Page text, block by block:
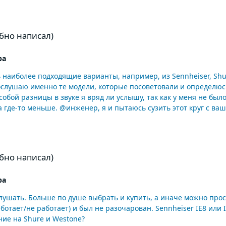
написал)
подходящие варианты, например, из Sennheiser,
именно те модели, которые посоветовали и
разницы в звуке я вряд ли услышу, так как у меня не
@инженер, я и пытаюсь сузить этот круг с вашей помощью. Sennheiser IE 8,
написал)
по душе выбрать и купить, а иначе можно просто не определиться.
Sennheiser IE8 или IE80? Хочется, чтобы присутствовал бас в наушниках,
на Shure и Westone?